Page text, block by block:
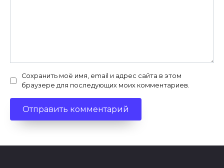
Сохранить моё имя, email и адрес сайта в этом
браузере для последующих моих комментариев.